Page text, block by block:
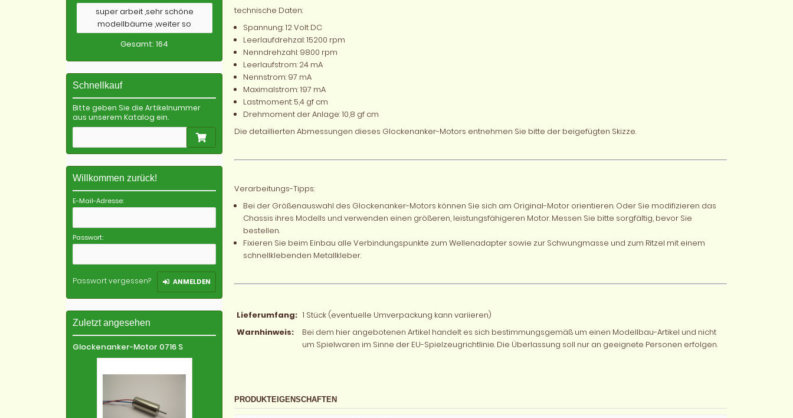
technische Daten:
Spannung: 12 Volt DC
Leerlaufdrehzal: 15200 rpm
Nenndrehzahl: 9800 rpm
Leerlaufstrom: 24 mA
Nennstrom: 97 mA
Maximalstrom: 197 mA
Lastmoment: 5,4 gf cm
Drehmoment der Anlage: 10,8 gf cm
Die detaillierten Abmessungen dieses Glockenanker-Motors entnehmen Sie bitte der beigefügten Skizze.
Verarbeitungs-Tipps:
Bei der Größenauswahl des Glockenanker-Motors können Sie sich am Original-Motor orientieren. Oder Sie modifizieren das
Chassis ihres Modells und verwenden einen größeren, leistungsfähigeren Motor. Messen Sie bitte sorgfältig, bevor Sie
bestellen.
Fixieren Sie beim Einbau alle Verbindungspunkte zum Wellenadapter sowie zur Schwungmasse und zum Ritzel mit einem
schnellklebenden Metallkleber.
Lieferumfang: 1 Stück (eventuelle Umverpackung kann variieren)
Warnhinweis:
Bei dem hier angebotenen Artikel handelt es sich bestimmungsgemäß um einen Modellbau-Artikel und nicht
um Spielwaren im Sinne der EU-Spielzeugrichtlinie. Die Überlassung soll nur an geeignete Personen erfolgen.
PRODUKTEIGENSCHAFTEN
super arbeit ,sehr schöne
modellbäume ,weiter so
Gesamt: 164
Schnellkauf
Bitte geben Sie die Artikelnummer
aus unserem Katalog ein.
Willkommen zurück!
E-Mail-Adresse:
Passwort:
Passwort vergessen? ANMELDEN
Zuletzt angesehen
Glockenanker-Motor 0716 S